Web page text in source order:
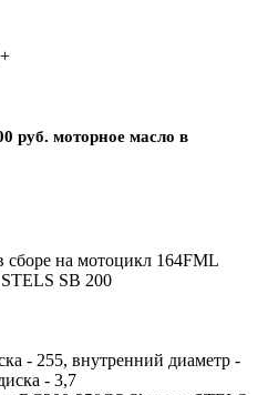
+
руб. моторное масло в
сборе на мотоцикл 164FML
SB 200
- 255, внутренний диаметр -
- 3,7